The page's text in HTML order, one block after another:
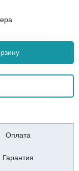
Оплата
Гарантия